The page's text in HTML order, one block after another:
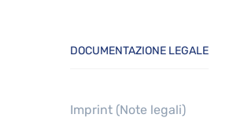
DOCUMENTAZIONE LEGALE
Imprint (Note legali)